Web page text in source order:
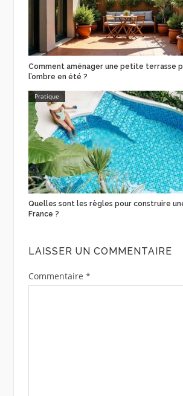
Comment aménager une petite terrasse
l’ombre en été ?
Pratique
Quelles sont les règles pour construire
France ?
LAISSER UN COMMENTAIRE
Commentaire *